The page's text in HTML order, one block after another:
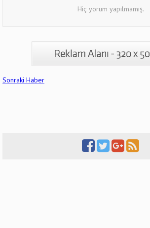
Hiç yorum yapılmamış.
Sonraki Haber